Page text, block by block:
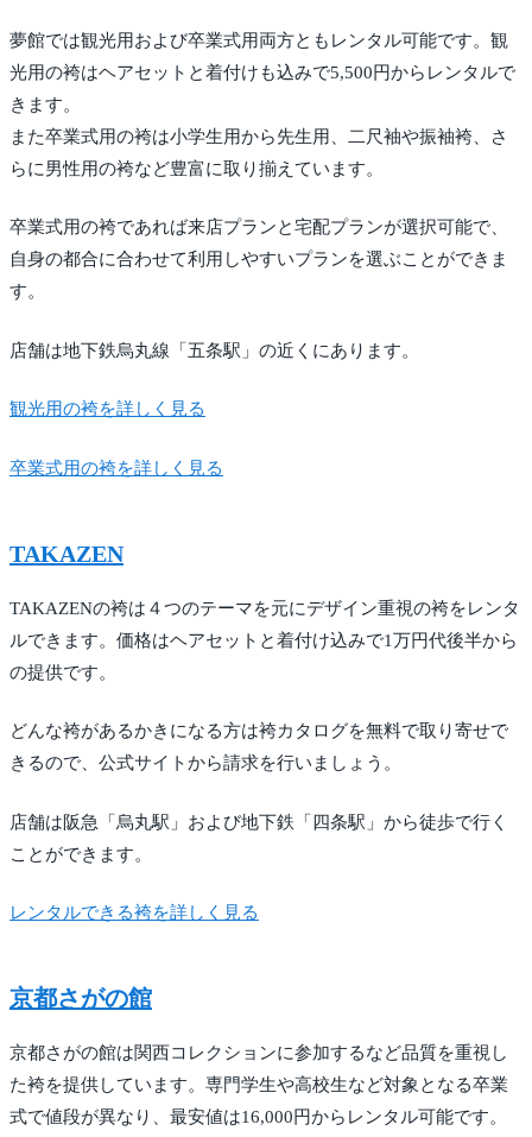
夢館では観光用および卒業式用両方ともレンタル可能です。観
光用の袴はヘアセットと着付けも込みで5,500円からレンタルで
きます。
また卒業式用の袴は小学生用から先生用、二尺袖や振袖袴、さ
らに男性用の袴など豊富に取り揃えています。
卒業式用の袴であれば来店プランと宅配プランが選択可能で、
自身の都合に合わせて利用しやすいプランを選ぶことができま
す。
店舗は地下鉄烏丸線「五条駅」の近くにあります。
観光用の袴を詳しく見る
卒業式用の袴を詳しく見る
TAKAZEN
TAKAZENの袴は４つのテーマを元にデザイン重視の袴をレンタ
ルできます。価格はヘアセットと着付け込みで1万円代後半から
の提供です。
どんな袴があるかきになる方は袴カタログを無料で取り寄せで
きるので、公式サイトから請求を行いましょう。
店舗は阪急「烏丸駅」および地下鉄「四条駅」から徒歩で行く
ことができます。
レンタルできる袴を詳しく見る
京都さがの館
京都さがの館は関西コレクションに参加するなど品質を重視し
た袴を提供しています。専門学生や高校生など対象となる卒業
式で値段が異なり、最安値は16,000円からレンタル可能です。